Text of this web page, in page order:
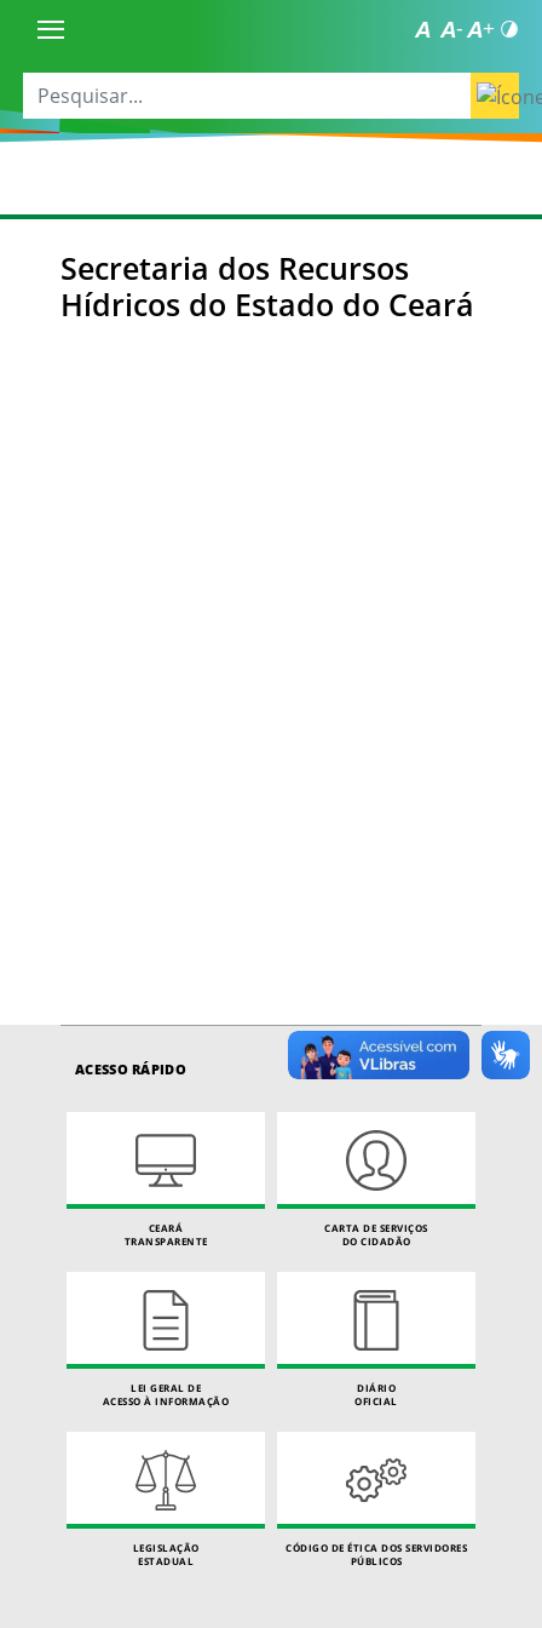
Secretaria dos Recursos
Hídricos do Estado do Ceará
ACESSO RÁPIDO
CEARÁ
TRANSPARENTE
CARTA DE SERVIÇOS
DO CIDADÃO
LEI GERAL DE
ACESSO À INFORMAÇÃO
DIÁRIO
OFICIAL
LEGISLAÇÃO
ESTADUAL
CÓDIGO DE ÉTICA DOS SERVIDORES
PÚBLICOS